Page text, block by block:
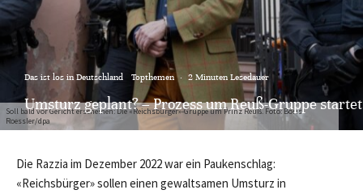
Soll bald vor Gericht erscheinen: Die «Reichsbürger»-Gruppe um Prinz Reuß. Foto: Boris
Roessler/dpa
Das ist los in Deutschland Topthemen · 2 Minuten Lesedauer
Umsturz geplant? – Prozess um Reuß-Gruppe startet
Die Razzia im Dezember 2022 war ein Paukenschlag:
«Reichsbürger» sollen einen gewaltsamen Umsturz in